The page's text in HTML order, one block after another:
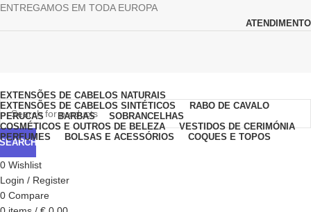
ENTREGAMOS EM TODA EUROPA
ATENDIMENTO
SEARCH
0 Wishlist
Login / Register
0 Compare
EXTENSÕES DE CABELOS NATURAIS
EXTENSÕES DE CABELOS SINTÉTICOS
RABO DE CAVALO
PERUCAS
BARBAS
SOBRANCELHAS
COSMÉTICOS E OUTROS DE BELEZA
VESTIDOS DE CERIMÓNIA
PERFUMES
BOLSAS E ACESSÓRIOS COQUES E TOPOS